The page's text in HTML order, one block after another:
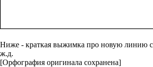
Ниже - краткая выжимка про новую линию с
ж.д.
[Орфография оригинала сохранена]